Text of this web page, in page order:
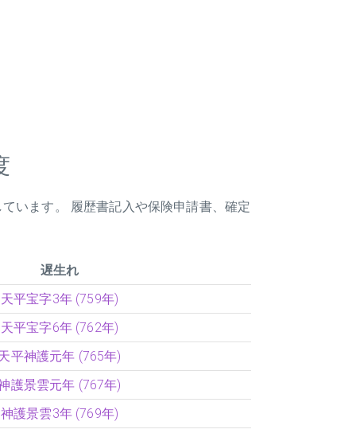
います。 履歴書記入や保険申請書、確定
遅生れ
天平宝字3年 (759年)
天平宝字6年 (762年)
平神護元年 (765年)
護景雲元年 (767年)
神護景雲3年 (769年)